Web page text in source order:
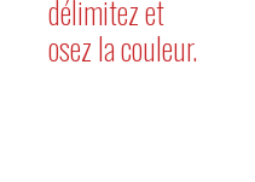
délimitez et
osez la couleur.